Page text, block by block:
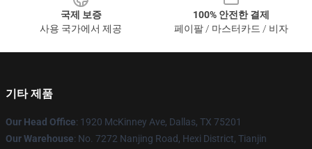
국제 보증
사용 국가에서 제공
100% 안전한 결제
페이팔 / 마스터카드 / 비자
기타 제품
Our Head Office: 1920 McKinney Ave, Dallas, TX 75201
Our Warehouse: No. 7272 Nanjing Road, Hexi District, Tianjin